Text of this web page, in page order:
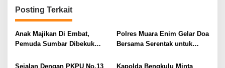
a
s
i
p
o
Posting Terkait
Anak Majikan Di Embat,
Pemuda Sumbar Dibekuk
Polres Muara Enim Gelar Doa
Bersama Serentak untuk
Sumsel
Sejalan Dengan PKPU No.13 Kapolda Bengkulu Minta